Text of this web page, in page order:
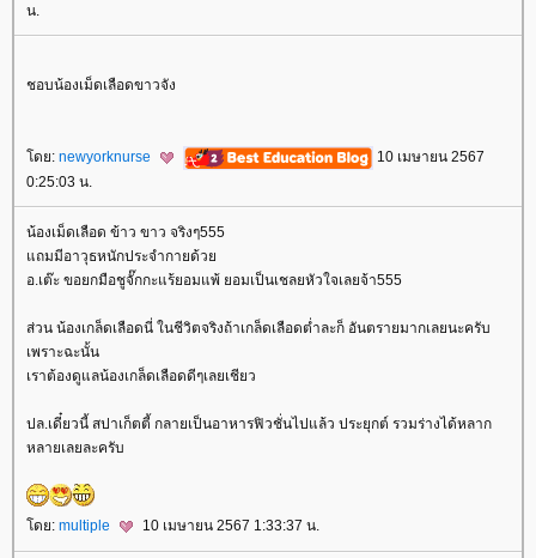
น.
ชอบน้องเม็ดเลือดขาวจัง
ดย: newyorknurse
10 เมษายน 2567
0:25:03 น.
น้องเม็ดเลือด ข้าว ขาว จริงๆ555
ถมมีอาวุธหนักประจำกายด้ว
อ.เต๊ะ ขอยกมือชูจั๊กกะแร้ยอมแพ้ ยอมเป็นเชลยหัวใจเลยจ้า555
ส่วน น้องเกล็ดเลือดนี่ ในชีวิตจริงถ้าเกล็ดเลือดต่ำละก็ อันตรายมากเลยนะครับ
เพราะฉะนั้น
เราต้องดูแลน้องเกล็ดเลือดดีๆเลยเชียว
ปล.เดี๋ยวนี้ สปาเก็ตตี้ กลายเป็นอาหารฟิวชั่นไปแล้ว ประยุกต์ รวมร่างได้หลาก
หลายเลยละครับ
ดย: multiple 10 เมษายน 2567 1:33:37 น.